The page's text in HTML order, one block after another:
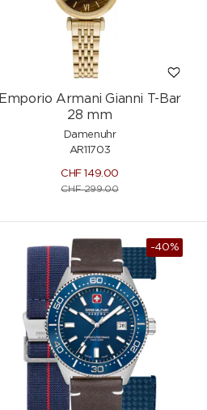
Emporio Armani Gianni T-Bar
28 mm
Damenuhr
AR11703
CHF149.00
CHF299.00
-40%